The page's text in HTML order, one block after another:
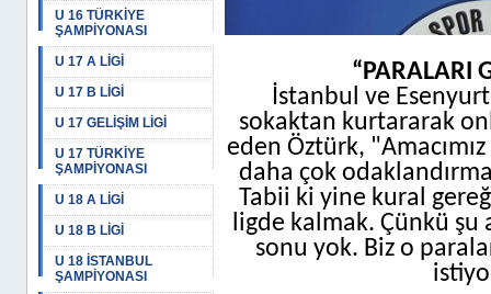
U 16 TÜRKİYE
ŞAMPİYONASI
U 17 A LİGİ
U 17 B LİGİ
U 17 GELİŞİM LİGİ
U 17 TÜRKİYE
ŞAMPİYONASI
U 18 A LİGİ
U 18 B LİGİ
U 18 İSTANBUL
ŞAMPİYONASI
“PARALARI
İstanbul ve
sokaktan kurtararak
eden Öztürk,
daha çok
Tabii ki yine kural
ligde kalmak. Çünkü şu
sonu yok. Biz o